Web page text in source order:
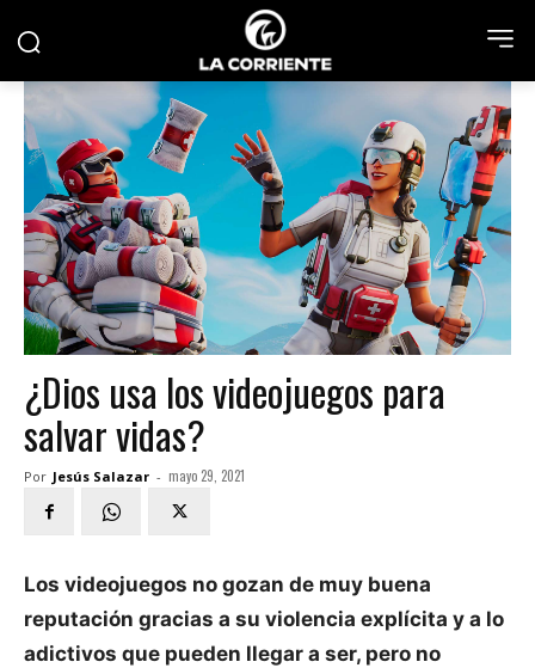
¿Dios usa los videojuegos para
salvar vidas?
Por Jesús Salazar - mayo 29, 2021
Los videojuegos no gozan de muy buena
reputación gracias a su violencia explícita y a lo
adictivos que pueden llegar a ser, pero no